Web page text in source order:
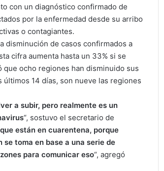
con un diagnóstico confirmado de
por la enfermedad desde su arribo
o contagiantes.
disminución de casos confirmados a
cifra aumenta hasta un 33% si se
ocho regiones han disminuido sus
14 días, son nueve las regiones
a subir, pero realmente es un
“, sostuvo el secretario de
están en cuarentena, porque
se toma en base a una serie de
para comunicar eso“, agregó